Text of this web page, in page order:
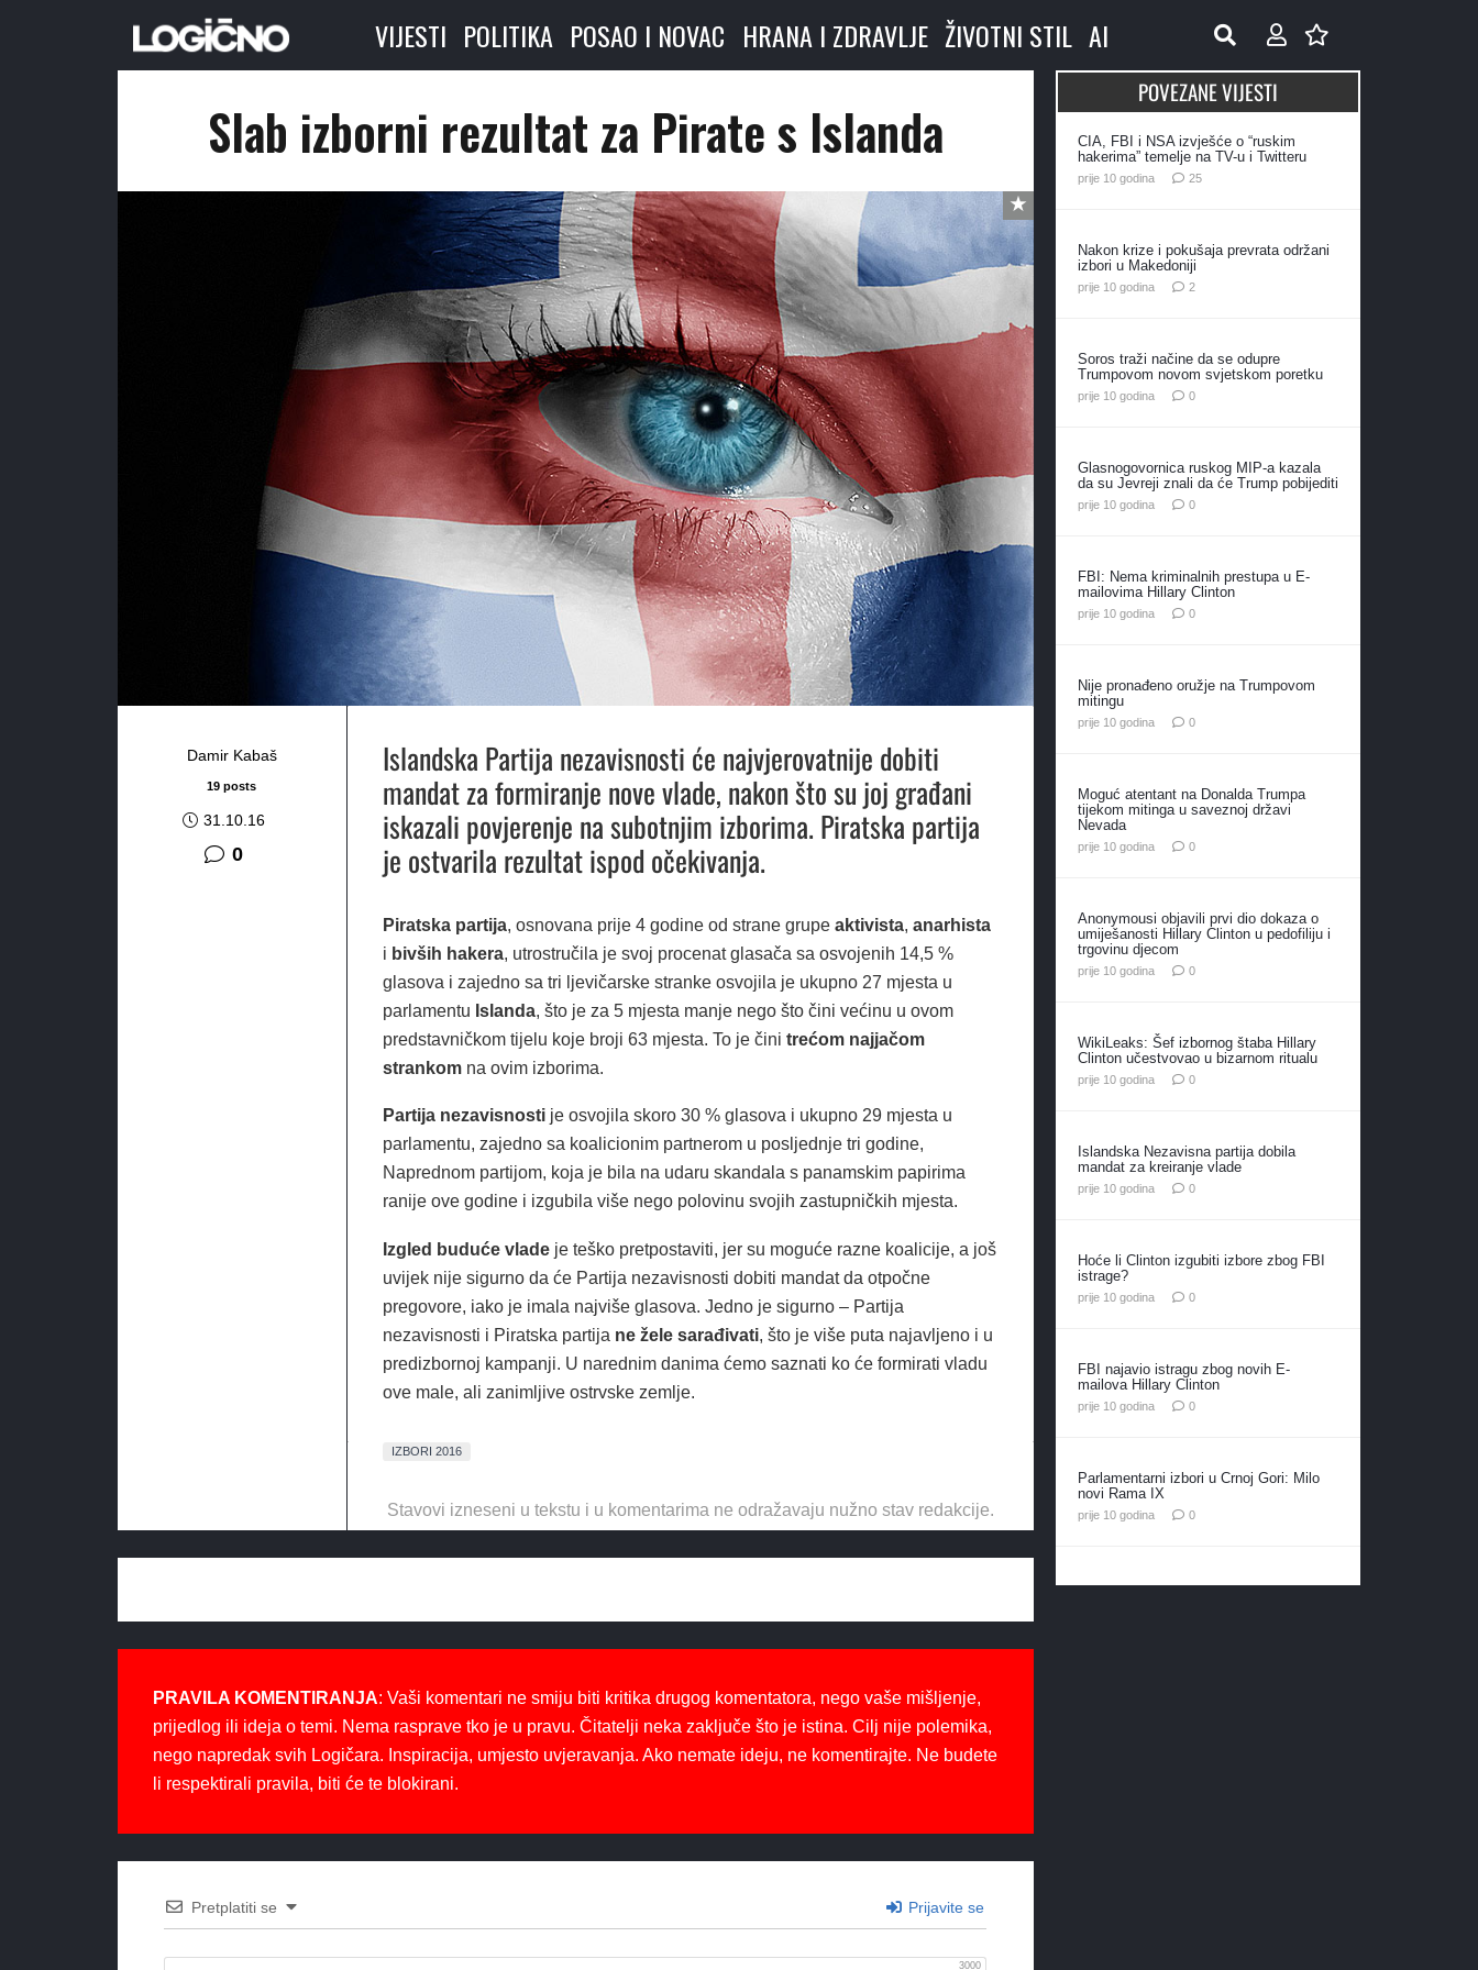
VIJESTI POLITIKA POSAO I NOVAC HRANA I ZDRAVLJE ŽIVOTNI STIL AI
Slab izborni rezultat za Pirate s Islanda
Damir Kabaš
19 posts
31.10.16
0
Islandska Partija nezavisnosti će najvjerovatnije dobiti
mandat za formiranje nove vlade, nakon što su joj građani
iskazali povjerenje na subotnjim izborima. Piratska partija
je ostvarila rezultat ispod očekivanja.
Piratska partija, osnovana prije 4 godine od strane grupe aktivista, anarhista
i bivših hakera, utrostručila je svoj procenat glasača sa osvojenih 14,5 %
glasova i zajedno sa tri ljevičarske stranke osvojila je ukupno 27 mjesta u
parlamentu Islanda, što je za 5 mjesta manje nego što čini većinu u ovom
predstavničkom tijelu koje broji 63 mjesta. To je čini trećom najjačom
strankomna ovim izborima.
Partija nezavisnostije osvojila skoro 30 % glasova i ukupno 29 mjesta u
parlamentu, zajedno sa koalicionim partnerom u posljednje tri godine,
Naprednom partijom, koja je bila na udaru skandala s panamskim papirima
ranije ove godine i izgubila više nego polovinu svojih zastupničkih mjesta.
Izgled buduće vladeje teško pretpostaviti, jer su moguće razne koalicije, a još
uvijek nije sigurno da će Partija nezavisnosti dobiti mandat da otpočne
pregovore, iako je imala najviše glasova. Jedno je sigurno – Partija
nezavisnosti i Piratska partija ne žele sarađivati, što je više puta najavljeno i u
predizbornoj kampanji. U narednim danima ćemo saznati ko će formirati vladu
ove male, ali zanimljive ostrvske zemlje.
IZBORI 2016
Stavovi izneseni u tekstu i u komentarima ne odražavaju nužno stav redakcije.
PRAVILA KOMENTIRANJA: Vaši komentari ne smiju biti kritika drugog komentatora, nego vaše mišljenje,
prijedlog ili ideja o temi. Nema rasprave tko je u pravu. Čitatelji neka zaključe što je istina. Cilj nije polemika,
nego napredak svih Logičara. Inspiracija, umjesto uvjeravanja. Ako nemate ideju, ne komentirajte. Ne budete
li respektirali pravila, biti će te blokirani.
Pretplatiti se Prijavite se
3000
POVEZANE VIJESTI
CIA, FBI i NSA izvješće o “ruskim
hakerima” temelje na TV-u i Twitteru
prije 10 godina 25komentara
Nakon krize i pokušaja prevrata održani
izbori u Makedoniji
prije 10 godina 2komentara
Soros traži načine da se odupre
Trumpovom novom svjetskom poretku
prije 10 godina 0
Glasnogovornica ruskog MIP-a kazala
da su Jevreji znali da će Trump pobijediti
prije 10 godina 0
FBI: Nema kriminalnih prestupa u E-
mailovima Hillary Clinton
prije 10 godina 0
Nije pronađeno oružje na Trumpovom
mitingu
prije 10 godina 0
Moguć atentant na Donalda Trumpa
tijekom mitinga u saveznoj državi
Nevada
prije 10 godina 0
Anonymousi objavili prvi dio dokaza o
umiješanosti Hillary Clinton u pedofiliju i
trgovinu djecom
prije 10 godina 0
WikiLeaks: Šef izbornog štaba Hillary
Clinton učestvovao u bizarnom ritualu
prije 10 godina 0
Islandska Nezavisna partija dobila
mandat za kreiranje vlade
prije 10 godina 0
Hoće li Clinton izgubiti izbore zbog FBI
istrage?
prije 10 godina 0
FBI najavio istragu zbog novih E-
mailova Hillary Clinton
prije 10 godina 0
Parlamentarni izbori u Crnoj Gori: Milo
novi Rama IX
prije 10 godina 0